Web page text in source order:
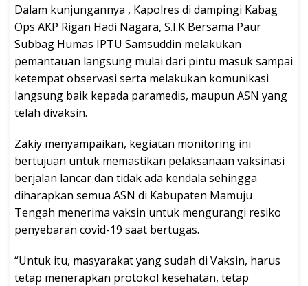
Dalam kunjungannya , Kapolres di dampingi Kabag
Ops AKP Rigan Hadi Nagara, S.I.K Bersama Paur
Subbag Humas IPTU Samsuddin melakukan
pemantauan langsung mulai dari pintu masuk sampai
ketempat observasi serta melakukan komunikasi
langsung baik kepada paramedis, maupun ASN yang
telah divaksin.
Zakiy menyampaikan, kegiatan monitoring ini
bertujuan untuk memastikan pelaksanaan vaksinasi
berjalan lancar dan tidak ada kendala sehingga
diharapkan semua ASN di Kabupaten Mamuju
Tengah menerima vaksin untuk mengurangi resiko
penyebaran covid-19 saat bertugas.
“Untuk itu, masyarakat yang sudah di Vaksin, harus
tetap menerapkan protokol kesehatan, tetap